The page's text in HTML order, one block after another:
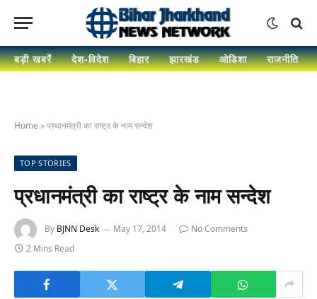
बड़ी खबरें देश-विदेश बिहार झारखंड ओडिशा राजनीति
Home »प्रधानमंत्री का राष्ट्र के नाम सन्देश
TOP STORIES
प्रधानमंत्री का राष्ट्र के नाम सन्देश
By BJNN Desk May 17, 2014
No Comments
2 Mins Read